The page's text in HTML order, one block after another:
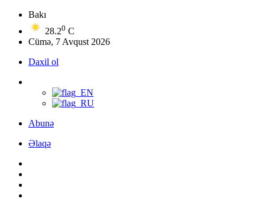
Bakı
28.20 C
Cümə, 7 Avqust 2026
Daxil ol
Abunə
Əlaqə